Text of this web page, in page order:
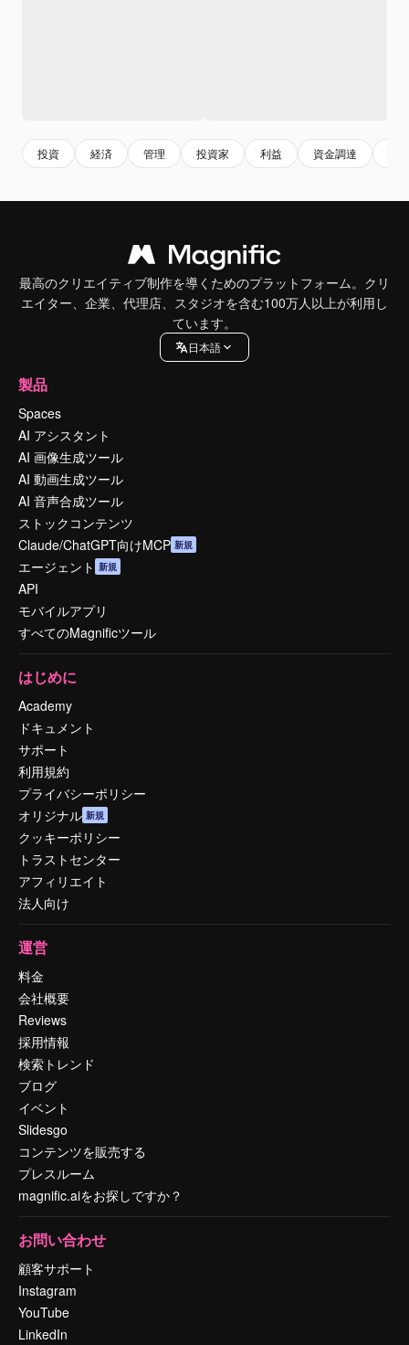
投資 経済 管理 投資家 利益 資金調達
最高のクリエイティブ制作を導くためのプラットフォーム。クリ
エイター、企業、代理店、スタジオを含む100万人以上が利用し
ています。
日本語
製品
Spaces
AI アシスタント
AI 画像生成ツール
AI 動画生成ツール
AI 音声合成ツール
ストックコンテンツ
Claude/ChatGPT向けMCP 新規
エージェント 新規
API
モバイルアプリ
すべてのMagnificツール
はじめに
Academy
ドキュメント
サポート
利用規約
プライバシーポリシー
オリジナル 新規
クッキーポリシー
トラストセンター
アフィリエイト
法人向け
運営
料金
会社概要
Reviews
採用情報
検索トレンド
ブログ
イベント
Slidesgo
コンテンツを販売する
プレスルーム
magnific.aiをお探しですか？
お問い合わせ
顧客サポート
Instagram
YouTube
LinkedIn